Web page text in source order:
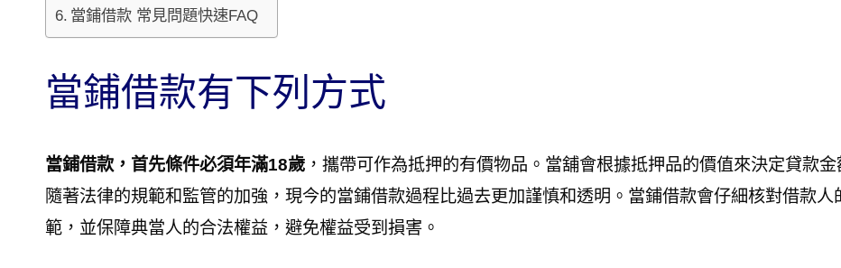
當鋪借款 常見問題快速FAQ
當鋪借款有下列方式
當鋪借款，首先條件必須年滿18歲 ，攜帶可作為抵押的有價物品。當舖會根據抵押品的價值來決定貸款
隨著法律的規範和監管的加強，現今的當鋪借款過程比過去更加謹慎和透明。當鋪借款會仔細核對借款
範，並保障典當人的合法權益，避免權益受到損害。